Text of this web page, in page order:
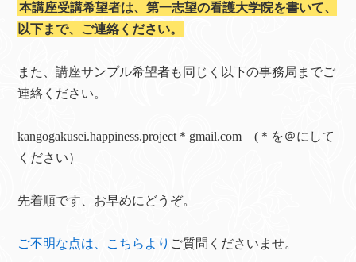
本講座受講希望者は、第一志望の看護大学院を書いて、
以下まで、ご連絡ください。
また、講座サンプル希望者も同じく以下の事務局までご
連絡ください。
kangogakusei.happiness.project＊gmail.com (＊を＠にして
ください）
先着順です、お早めにどうぞ。
ご不明な点は、こちらより ご質問くださいませ。